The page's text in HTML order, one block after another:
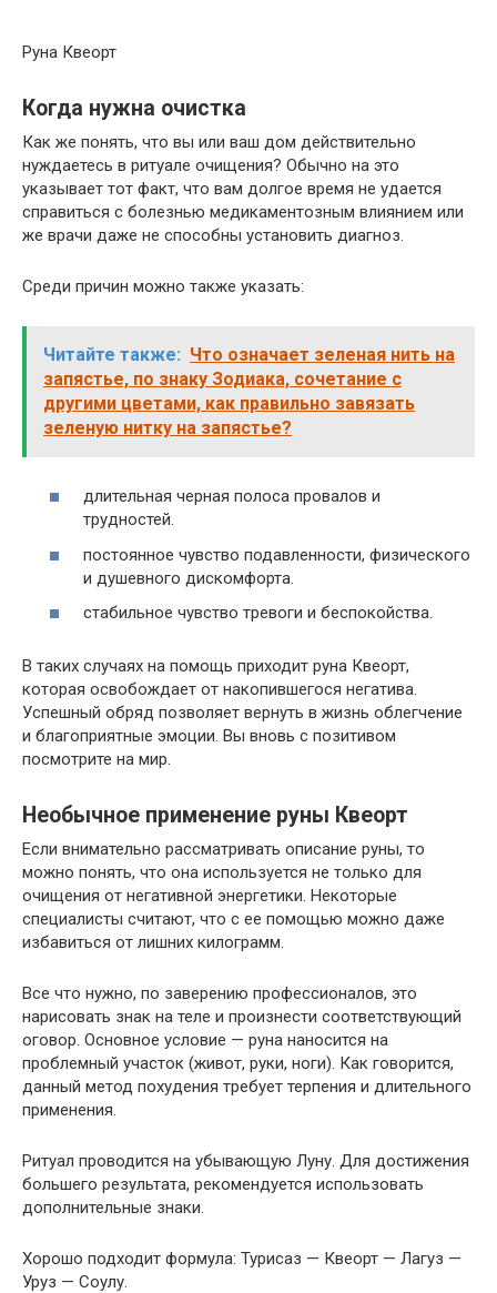
Руна Квеорт
Когда нужна очистка
Как же понять, что вы или ваш дом действительно
нуждаетесь в ритуале очищения? Обычно на это
указывает тот факт, что вам долгое время не удается
справиться с болезнью медикаментозным влиянием или
же врачи даже не способны установить диагноз.
Среди причин можно также указать:
Читайте также: Что означает зеленая нить на
запястье, по знаку Зодиака, сочетание с
другими цветами, как правильно завязать
зеленую нитку на запястье?
длительная черная полоса провалов и
трудностей.
постоянное чувство подавленности, физического
и душевного дискомфорта.
стабильное чувство тревоги и беспокойства.
В таких случаях на помощь приходит руна Квеорт,
которая освобождает от накопившегося негатива.
Успешный обряд позволяет вернуть в жизнь облегчение
и благоприятные эмоции. Вы вновь с позитивом
посмотрите на мир.
Необычное применение руны Квеорт
Если внимательно рассматривать описание руны, то
можно понять, что она используется не только для
очищения от негативной энергетики. Некоторые
специалисты считают, что с ее помощью можно даже
избавиться от лишних килограмм.
Все что нужно, по заверению профессионалов, это
нарисовать знак на теле и произнести соответствующий
оговор. Основное условие — руна наносится на
проблемный участок (живот, руки, ноги). Как говорится,
данный метод похудения требует терпения и длительного
применения.
Ритуал проводится на убывающую Луну. Для достижения
большего результата, рекомендуется использовать
дополнительные знаки.
Хорошо подходит формула: Турисаз — Квеорт — Лагуз —
Уруз — Соулу.